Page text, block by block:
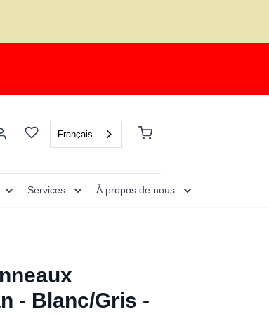
Français
Services À propos de nous
- Blanc/Gris -